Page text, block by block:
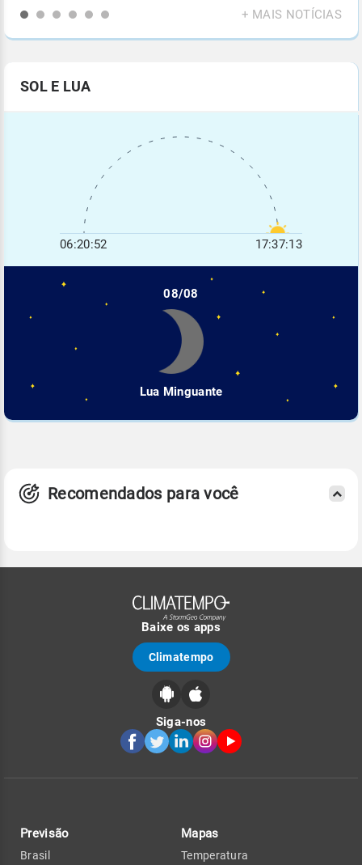
+ MAIS NOTÍCIAS
SOL E LUA
06:20:52 17:37:13
08/08
Lua Minguante
Recomendados para você
Baixe os apps
Climatempo
Siga-nos
Previsão
Brasil
Mapas
Temperatura